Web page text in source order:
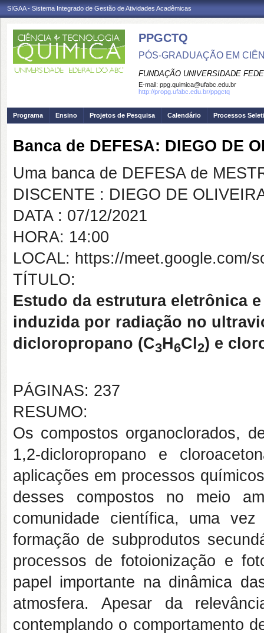
SIGAA - Sistema Integrado de Gestão de Atividades Acadêmicas
PPGCTQ
PÓS-GRADUAÇÃO EM
FUNDAÇÃO UNIVERSIDADE
E-mail: ppg.quimica@ufabc.edu.br
http://propg.ufabc.edu.br/ppgctq
Programa Ensino Projetos de Pesquisa Calendário Processos
Banca de DEFESA: DIEGO DE
Uma banca de DEFESA de
DISCENTE : DIEGO DE
DATA : 07/12/2021
HORA: 14:00
LOCAL: https://meet.google.com/
TÍTULO:
Estudo da estrutura eletrônica
induzida por radiação no
dicloropropano (C3H6Cl 2) e
PÁGINAS: 237
RESUMO:
Os compostos organoclorados,
1,2-dicloropropano e
aplicações em processos
desses compostos no meio
comunidade científica, uma
formação de subprodutos
processos de fotoionização e
papel importante na dinâmica
atmosfera. Apesar da
contemplando o comportamento